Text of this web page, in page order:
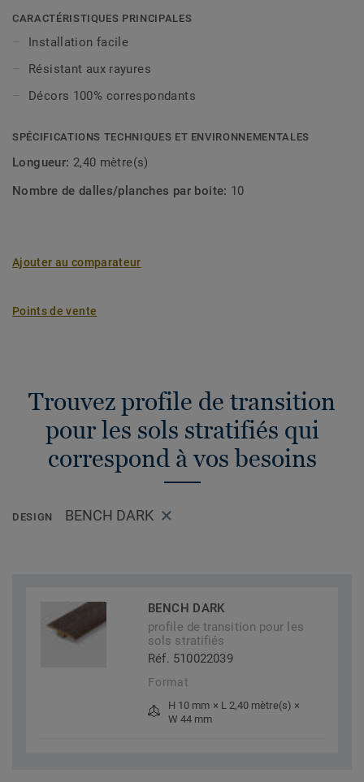
viennent dans un format 10x44x2400 mm. Très faciles à
installer, ils sont également résistants aux rayures et
CARACTÉRISTIQUES PRINCIPALES
Installation facile
Résistant aux rayures
Décors 100% correspondants
SPÉCIFICATIONS TECHNIQUES ET ENVIRONNEMENTALES
Longueur: 2,40 mètre(s)
Nombre de dalles/planches par boite: 10
Ajouter au comparateur
Points de vente
Trouvez profile de transition
pour les sols stratifiés qui
correspond à vos besoins
DESIGN BENCH DARK
BENCH DARK
profile de transition pour les
sols stratifiés
Réf. 510022039
Format
H 10 mm × L 2,40 mètre(s) ×
W 44 mm